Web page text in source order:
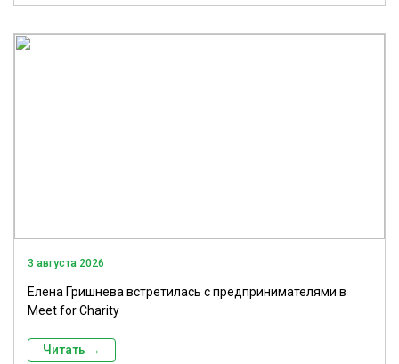
3 августа 2026
Елена Гришнева встретилась с предпринимателями в
Meet for Charity
Читать →